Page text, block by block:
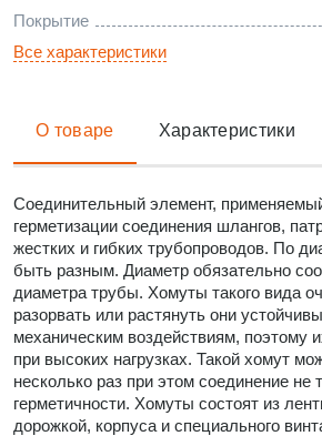
Покрытие
Все характеристики
О товаре Характеристики
Соединительный элемент,
герметизации соединения шлангов,
жeстких и гибких трубопроводов. По
быть разным. Диаметр обязательно
диаметра трубы. Хомуты такого вида
разорвать или растянуть они
механическим воздействиям, поэтому
при высоких нагрузках. Такой хомут
несколько раз при этом соединение не
герметичности. Хомуты состоят из
дорожкой, корпуса и специального